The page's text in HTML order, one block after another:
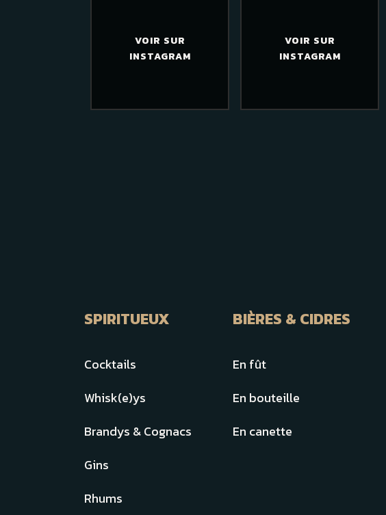
VOIR SUR
INSTAGRAM
VOIR SUR
INSTAGRAM
SPIRITUEUX
Cocktails
Whisk(e)ys
Brandys & Cognacs
Gins
Rhums
BIÈRES & CIDRES
En fût
En bouteille
En canette